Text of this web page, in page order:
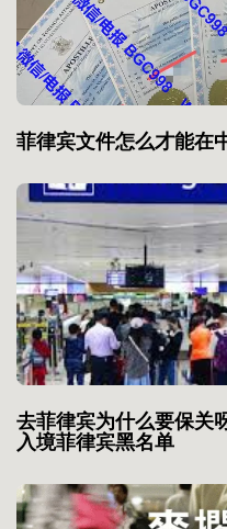
菲律宾文件怎么才能在
去菲律宾为什么要保关
入境菲律宾黑名单